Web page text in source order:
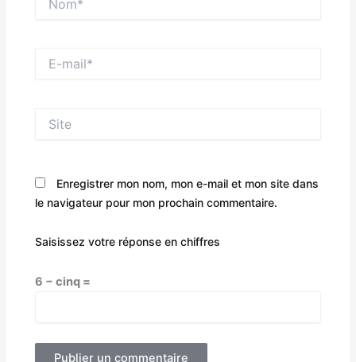
mail*
Enregistrer mon nom, mon e-mail et mon site dans
le navigateur pour mon prochain commentaire.
Saisissez votre réponse en chiffres
6 − cinq =